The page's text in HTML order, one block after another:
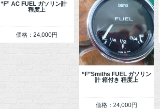
“F” AC FUEL ガソリン計
程度上
価格：24,000円
“F”Smiths FUEL ガソリン
計 箱付き 程度上
価格：24,000円